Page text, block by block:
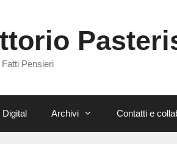
Fatti Pensieri
Digital Archivi Contatti e